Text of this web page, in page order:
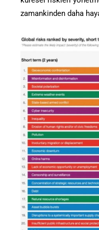
zamankinden daha